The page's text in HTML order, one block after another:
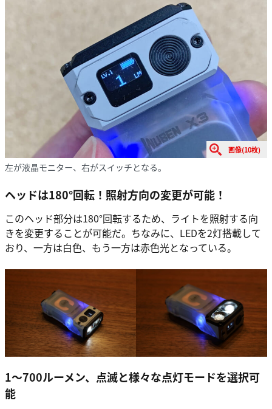
画像(10枚)
左が液晶モニター、右がスイッチとなる。
ヘッドは180°回転！照射方向の変更が可能！
このヘッド部分は180°回転するため、ライトを照射する向
きを変更することが可能だ。ちなみに、LEDを2灯搭載して
おり、一方は白色、もう一方は赤色光となっている。
1〜700ルーメン、点滅と様々な点灯モードを選択可
能